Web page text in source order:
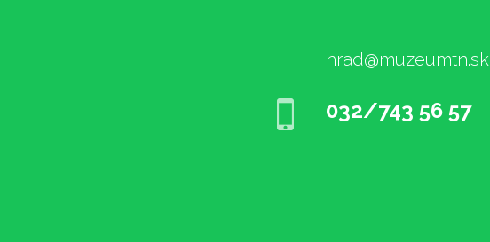
hrad@muzeumtn.sk
032/743 56 57